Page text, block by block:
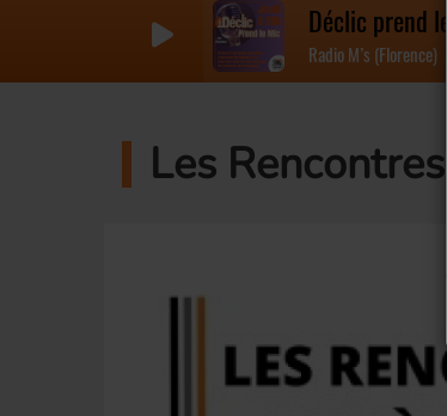
Déclic prend
Radio M’s (Florence)
Les